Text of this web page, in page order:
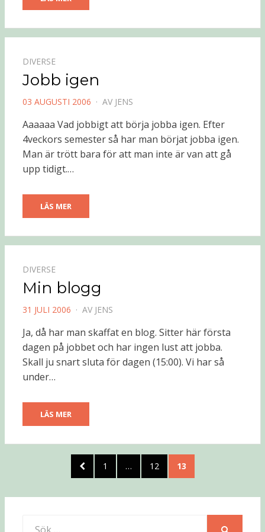
DIVERSE
Jobb igen
PUBLICERAD
03 AUGUSTI 2006 AV JENS
Aaaaaa Vad jobbigt att börja jobba igen. Efter
4veckors semester så har man börjat jobba igen.
Man är trött bara för att man inte är van att gå
upp tidigt.…
LÄS MER
DIVERSE
Min blogg
PUBLICERAD
31 JULI 2006 AV JENS
Ja, då har man skaffat en blog. Sitter här första
dagen på jobbet och har ingen lust att jobba.
Skall ju snart sluta för dagen (15:00). Vi har så
under…
LÄS MER
Sidnumrering
inlägg
FÖREGÅENDE
SIDA
SIDA
1 … SIDA
12 SIDA
13